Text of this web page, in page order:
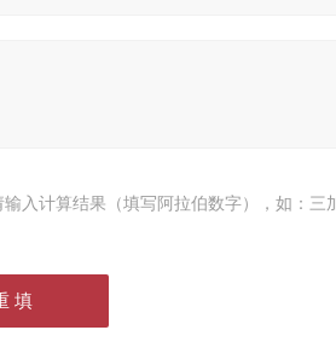
输入计算结果（填写阿拉伯数字），如：三